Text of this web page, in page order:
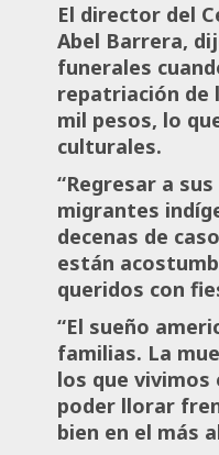
El director del
Abel Barrera,
funerales
repatriación de
mil pesos, lo
culturales.
“Regresar a
migrantes
decenas de
están
queridos con
“El sueño
familias. La
los que
poder llorar
bien en el más